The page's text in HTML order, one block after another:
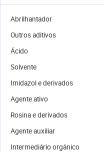
Abrilhantador
Outros aditivos
Ácido
Solvente
Imidazol e derivados
Agente ativo
Rosina e derivados
Agente auxiliar
Intermediário orgânico